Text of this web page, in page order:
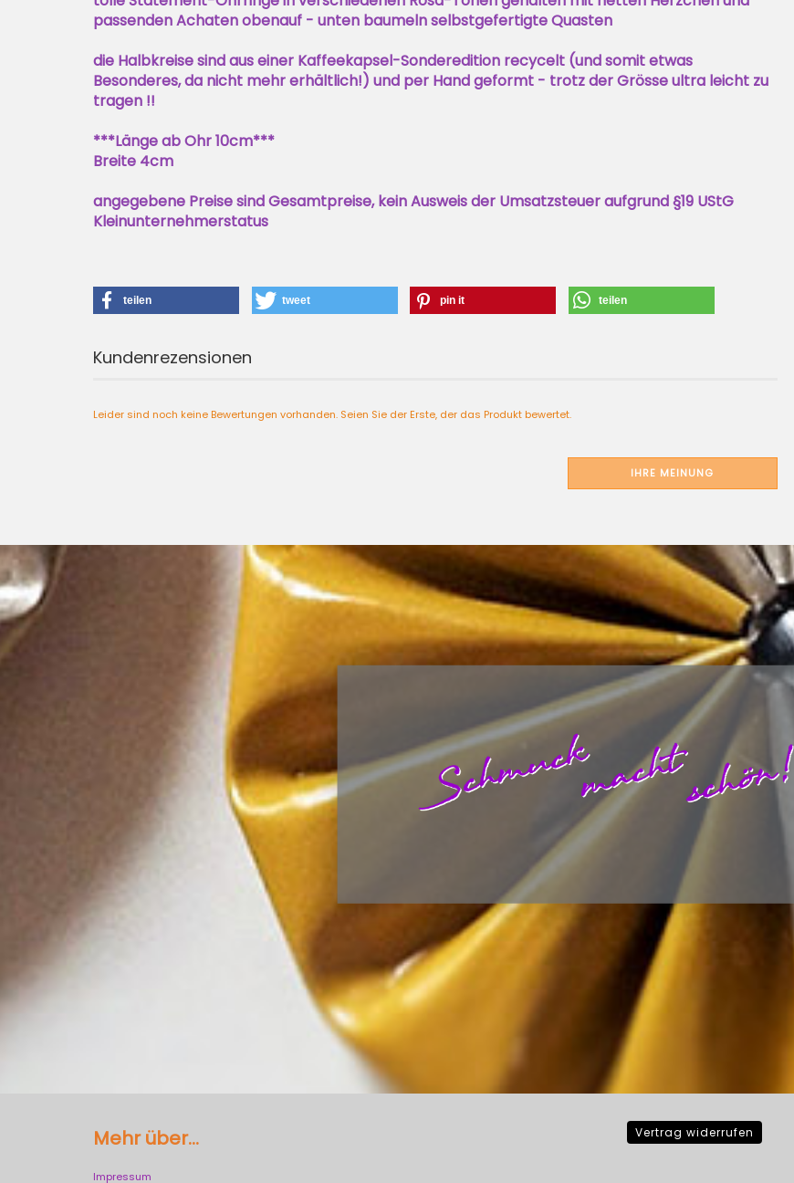
passenden Achaten obenauf - unten baumeln selbstgefertigte Quasten
die Halbkreise sind aus einer Kaffeekapsel-Sonderedition recycelt (und somit etwas
Besonderes, da nicht mehr erhältlich!) und per Hand geformt - trotz der Grösse ultra leicht zu
tragen !!
***Länge ab Ohr 10cm***
Breite 4cm
angegebene Preise sind Gesamtpreise, kein Ausweis der Umsatzsteuer aufgrund §19 UStG
Kleinunternehmerstatus
teilen tweet pin it teilen
Kundenrezensionen
Leider sind noch keine Bewertungen vorhanden. Seien Sie der Erste, der das Produkt bewertet.
IHRE MEINUNG
Mehr über...
Impressum
Vertrag widerrufen